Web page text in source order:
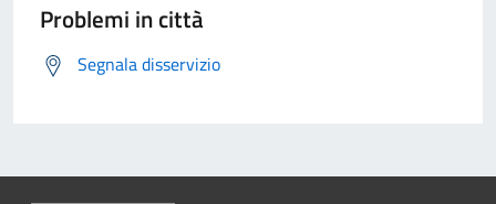
Problemi in città
Segnala disservizio